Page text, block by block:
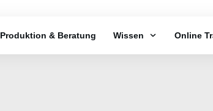
Produktion & Beratung Wissen Online